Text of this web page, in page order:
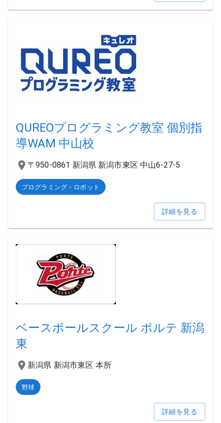
QUREOプログラミング教室 個別指
導WAM 中山校
〒950-0861 新潟県 新潟市東区 中山6-27-5
プログラミング・ロボット
詳細を見る
ベースボールスクール ポルテ 新潟
東
新潟県 新潟市東区 本所
野球
詳細を見る